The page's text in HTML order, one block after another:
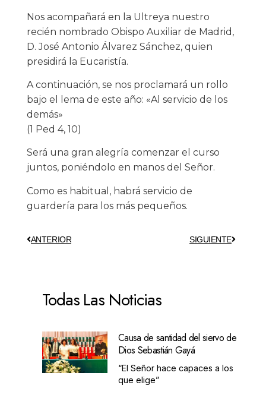
Nos acompañará en la Ultreya nuestro
recién nombrado Obispo Auxiliar de Madrid,
D. José Antonio Álvarez Sánchez, quien
presidirá la Eucaristía.
A continuación, se nos proclamará un rollo
bajo el lema de este año: «Al servicio de los
demás»
(1 Ped 4, 10)
Será una gran alegría comenzar el curso
juntos, poniéndolo en manos del Señor.
Como es habitual, habrá servicio de
guardería para los más pequeños.
ANTERIOR SIGUIENTE
Todas Las Noticias
Causa de santidad del siervo de
Dios Sebastián Gayá
“El Señor hace capaces a los
que elige”